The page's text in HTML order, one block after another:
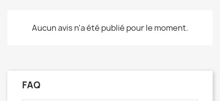
Aucun avis n'a été publié pour le moment.
FAQ